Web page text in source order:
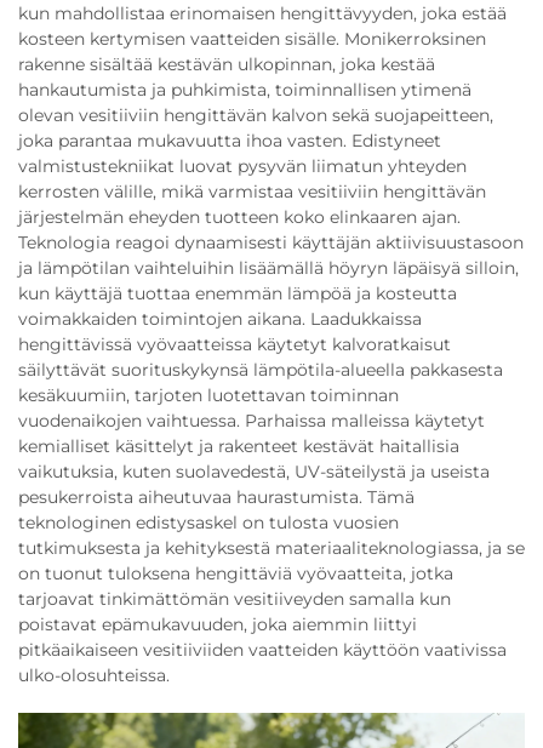
kun mahdollistaa erinomaisen hengittävyyden, joka estää
kosteen kertymisen vaatteiden sisälle. Monikerroksinen
rakenne sisältää kestävän ulkopinnan, joka kestää
hankautumista ja puhkimista, toiminnallisen ytimenä
olevan vesitiiviin hengittävän kalvon sekä suojapeitteen,
joka parantaa mukavuutta ihoa vasten. Edistyneet
valmistustekniikat luovat pysyvän liimatun yhteyden
kerrosten välille, mikä varmistaa vesitiiviin hengittävän
järjestelmän eheyden tuotteen koko elinkaaren ajan.
Teknologia reagoi dynaamisesti käyttäjän aktiivisuustasoon
ja lämpötilan vaihteluihin lisäämällä höyryn läpäisyä silloin,
kun käyttäjä tuottaa enemmän lämpöä ja kosteutta
voimakkaiden toimintojen aikana. Laadukkaissa
hengittävissä vyövaatteissa käytetyt kalvoratkaisut
säilyttävät suorituskykynsä lämpötila-alueella pakkasesta
kesäkuumiin, tarjoten luotettavan toiminnan
vuodenaikojen vaihtuessa. Parhaissa malleissa käytetyt
kemialliset käsittelyt ja rakenteet kestävät haitallisia
vaikutuksia, kuten suolavedestä, UV-säteilystä ja useista
pesukerroista aiheutuvaa haurastumista. Tämä
teknologinen edistysaskel on tulosta vuosien
tutkimuksesta ja kehityksestä materiaaliteknologiassa, ja se
on tuonut tuloksena hengittäviä vyövaatteita, jotka
tarjoavat tinkimättömän vesitiiveyden samalla kun
poistavat epämukavuuden, joka aiemmin liittyi
pitkäaikaiseen vesitiiviiden vaatteiden käyttöön vaativissa
ulko-olosuhteissa.